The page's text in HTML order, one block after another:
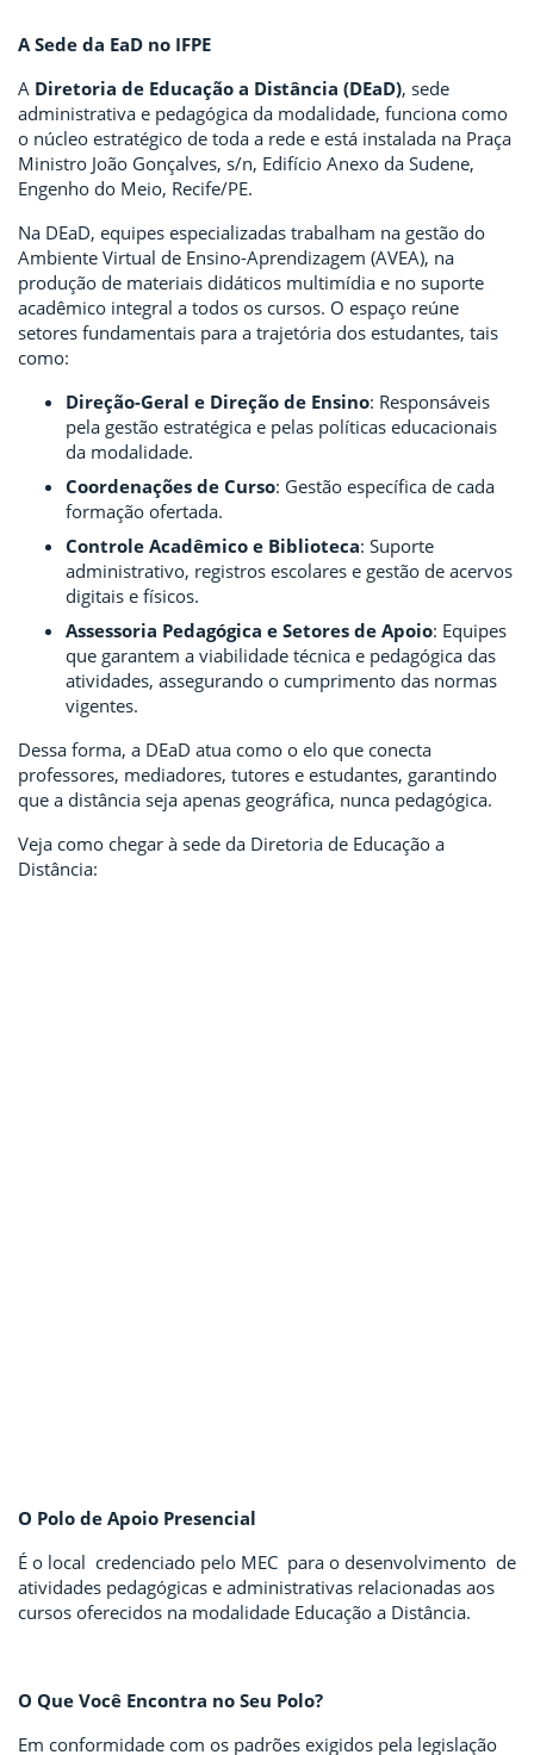
A Sede da EaD no IFPE
A Diretoria de Educação a Distância (DEaD), sede
administrativa e pedagógica da modalidade, funciona como
o núcleo estratégico de toda a rede e está instalada na Praça
Ministro João Gonçalves, s/n, Edifício Anexo da Sudene,
Engenho do Meio, Recife/PE.
Na DEaD, equipes especializadas trabalham na gestão do
Ambiente Virtual de Ensino-Aprendizagem (AVEA), na
produção de materiais didáticos multimídia e no suporte
acadêmico integral a todos os cursos. O espaço reúne
setores fundamentais para a trajetória dos estudantes, tais
como:
Direção-Geral e Direção de Ensino: Responsáveis
pela gestão estratégica e pelas políticas educacionais
da modalidade.
Coordenações de Curso: Gestão específica de cada
formação ofertada.
Controle Acadêmico e Biblioteca: Suporte
administrativo, registros escolares e gestão de acervos
digitais e físicos.
Assessoria Pedagógica e Setores de Apoio: Equipes
que garantem a viabilidade técnica e pedagógica das
atividades, assegurando o cumprimento das normas
vigentes.
Dessa forma, a DEaD atua como o elo que conecta
professores, mediadores, tutores e estudantes, garantindo
que a distância seja apenas geográfica, nunca pedagógica.
Veja como chegar à sede da Diretoria de Educação a
Distância:
O Polo de Apoio Presencial
É o local credenciado pelo MEC para o desenvolvimento de
atividades pedagógicas e administrativas relacionadas aos
cursos oferecidos na modalidade Educação a Distância.
O Que Você Encontra no Seu Polo?
Em conformidade com os padrões exigidos pela legislação